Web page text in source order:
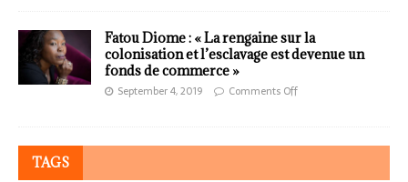
Fatou Diome : « La rengaine sur la
colonisation et l’esclavage est devenue un
fonds de commerce »
September 4, 2019 Comments Off
TAGS